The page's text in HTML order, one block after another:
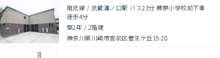
南武線 / 武蔵溝ノ口駅 バス23分 稗原小学校前下車
徒歩4分
築2年 / 2階建
神奈川県川崎市宮前区菅生ケ丘15-28